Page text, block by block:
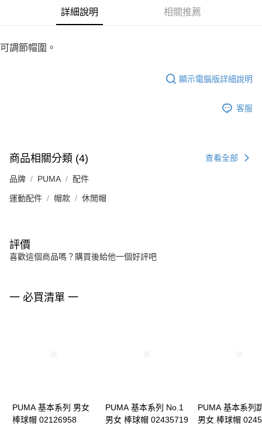
詳細說明 相關推薦
可調節帽圍。
顯示電腦版詳細說明
客服
商品相關分類 (4) 查看全部
品牌 PUMA 配件
運動配件 帽款 休閒帽
評價
喜歡這個商品嗎？購買後給他一個好評吧
一 必買清單 一
PUMA 基本系列 男女
棒球帽 02126958
PUMA 基本系列 No.1
男女 棒球帽 02435719
PUMA 基本系列
男女 棒球帽